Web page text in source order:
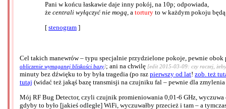
Pani w końcu łaskawie daje inny pokój, na 10p; odpowiada,
że centrali wyłączyć nie mogą, a tortury to w każdym pokoju
[ stenogram ]
Cel takich manewrów – typu specjalnie przydzielone pokoje, pewnie
obliczenie wymaganej bliskości bazy]; ani na chwilę [edit 2015-03-09: czy raczej,
minuty bez dźwięku to by była tragedia (po raz pierwszy od lat! zob. też
tutaj (widać też jakąś bazę transmisji na czujniku fal – pewnie dla
Mój RF Bug Detector, czyli czujnik promieniowania 0,01-6 GHz,
gdyby to było [jakieś odległe] WiFi, wyczuwałby przecież i tam – a